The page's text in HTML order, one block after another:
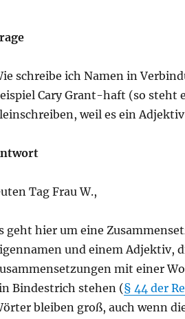
schreibe ich Namen in
Cary Grant-haft (so steht
weil es ein
Tag Frau W.,
geht hier um eine
und einem Adjektiv,
mit einer
Bindestrich stehen (§ 44 der
bleiben groß, auch wenn